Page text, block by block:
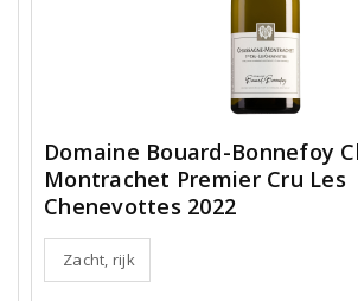
Domaine Bouard-Bonnefoy
Montrachet Premier Cru Les
Chenevottes 2022
Zacht, rijk